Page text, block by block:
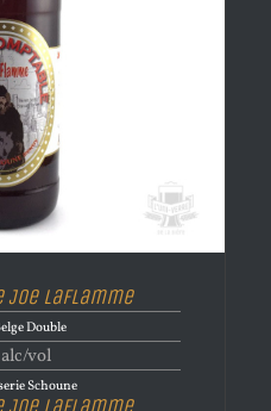
Joe LaFlamme
Double
vol
Schoune
Joe LaFlamme